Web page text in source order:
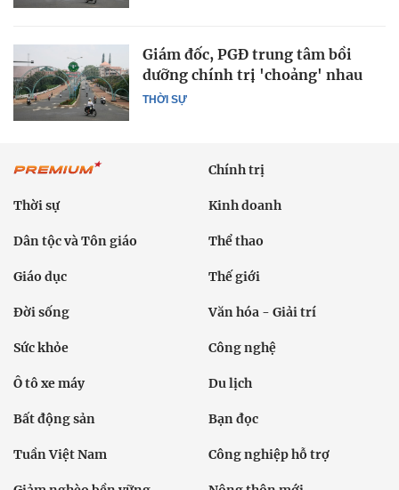
THỜI SỰ
Giám đốc, PGĐ trung tâm bồi
dưỡng chính trị 'choảng' nhau
Chính trị
Thời sự Kinh doanh
Dân tộc và Tôn giáo Thể thao
Giáo dục Thế giới
Đời sống Văn hóa - Giải trí
Sức khỏe Công nghệ
Ô tô xe máy Du lịch
Bất động sản Bạn đọc
Tuần Việt Nam Công nghiệp hỗ trợ